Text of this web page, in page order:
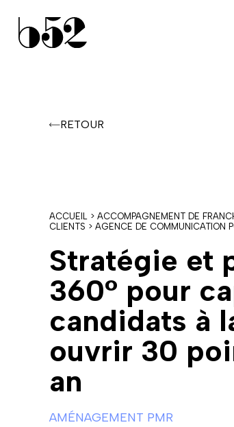
b52
RETOUR
ACCUEIL > ACCOMPAGNEMENT DE
CLIENTS > AGENCE DE COMMUNICATION
Stratégie et
360° pour
candidats à
ouvrir 30
an
AMÉNAGEMENT PMR